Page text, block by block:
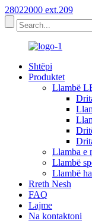
28022000 ext.209
Shtëpi
Produktet
Llambë
Llamba e
Llambë
Llambë
Rreth Nesh
FAQ
Lajme
Na kontaktoni